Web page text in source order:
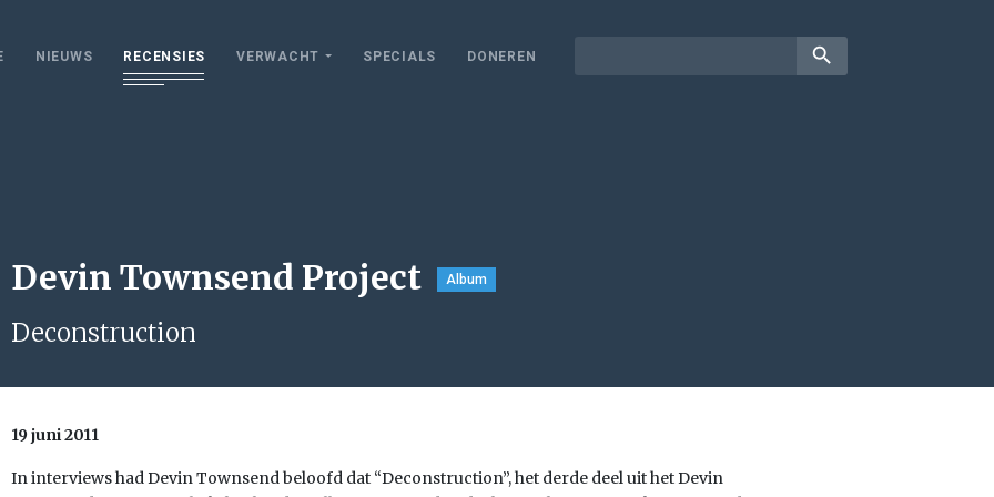
NIEUWS RECENSIES VERWACHT SPECIALS DONEREN search
Devin Townsend Project Album
Deconstruction
19 juni 2011
In interviews had Devin Townsend beloofd dat “Deconstruction”, het derde deel uit het Devin